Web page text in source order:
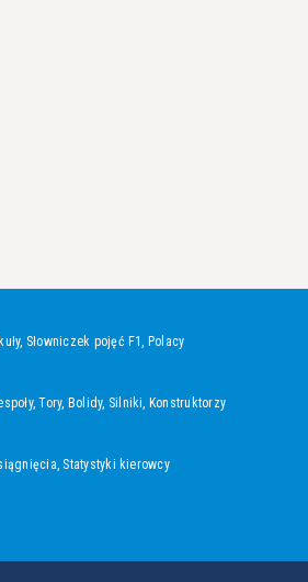
, Słowniczek pojęć F1, Polacy
,Tory, Bolidy, Silniki, Konstruktorzy
, Statystyki kierowcy